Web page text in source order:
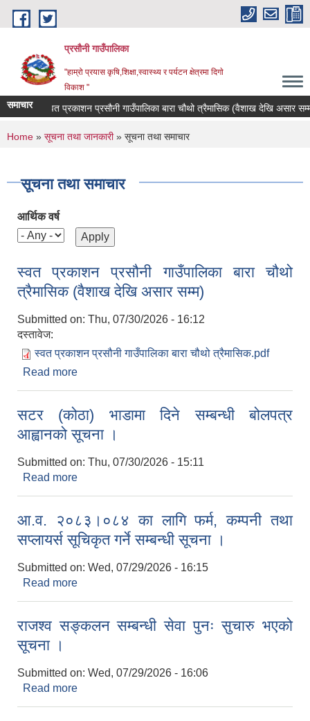
Skip to main content
प्रसौनी गाउँपालिका
"हाम्रो प्रयास कृषि,शिक्षा,स्वास्थ्य र पर्यटन क्षेत्रमा दिगाे
विकाश "
समाचारस्वत प्रकाशन प्रसौनी गाउँपालिका बारा चौथो त्रैमासिक (वैशाख देखि असार सम्म)
You are here
Home » सूचना तथा जानकारी» सूचना तथा समाचार
सूचना तथा समाचार
आर्थिक वर्ष
स्वत प्रकाशन प्रसौनी गाउँपालिका बारा चौथो
त्रैमासिक (वैशाख देखि असार सम्म)
Submitted on: Thu, 07/30/2026 - 16:12
दस्तावेज:
स्वत प्रकाशन प्रसौनी गाउँपालिका बारा चौथो त्रैमासिक.pdf
Read more
सटर (कोठा) भाडामा दिने सम्बन्धी बोलपत्र
आह्वानको सूचना ।
Submitted on: Thu, 07/30/2026 - 15:11
Read more
आ.व. २०८३।०८४ का लागि फर्म, कम्पनी तथा
सप्लायर्स सूचिकृत गर्ने सम्बन्धी सूचना ।
Submitted on: Wed, 07/29/2026 - 16:15
Read more
राजश्व सङ्कलन सम्बन्धी सेवा पुनः सुचारु भएको
सूचना ।
Submitted on: Wed, 07/29/2026 - 16:06
Read more